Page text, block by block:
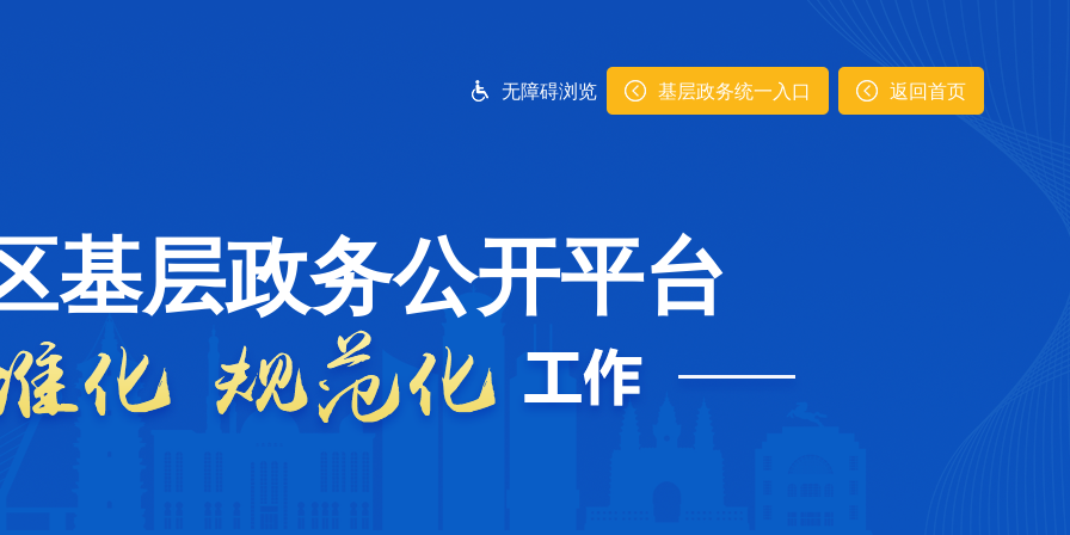
无障碍浏览 基层政务统一入口 返回首页
基层政务公开平台